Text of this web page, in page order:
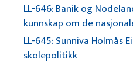
LL-646: Banik og
kunnskap om de
LL-645: Sunniva Holmås
skolepolitikk